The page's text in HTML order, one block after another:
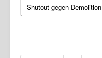
Shutout gegen Demolition